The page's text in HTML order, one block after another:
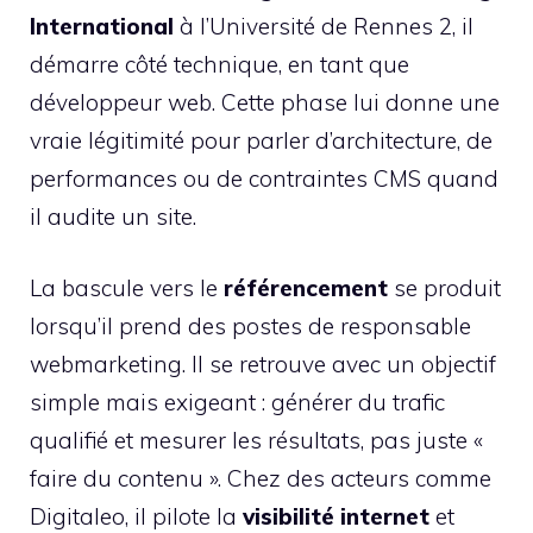
International à l’Université de Rennes 2, il
démarre côté technique, en tant que
développeur web. Cette phase lui donne une
vraie légitimité pour parler d’architecture, de
performances ou de contraintes CMS quand
il audite un site.
La bascule vers le référencement se produit
lorsqu’il prend des postes de responsable
webmarketing. Il se retrouve avec un objectif
simple mais exigeant : générer du trafic
qualifié et mesurer les résultats, pas juste «
faire du contenu ». Chez des acteurs comme
Digitaleo, il pilote la visibilité internet et